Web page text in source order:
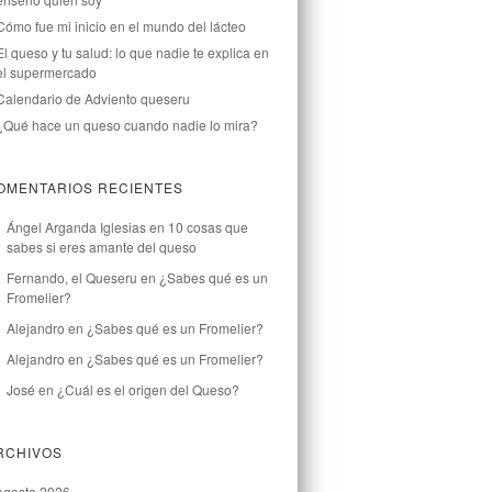
fue mi inicio en el mundo del lácteo
queso y tu salud: lo que nadie te explica en
supermercado
de Adviento queseru
hace un queso cuando nadie lo mira?
RECIENTES
Ángel Arganda Iglesiasen 10 cosas que
sabes si eres amante del queso
Fernando, el Queseru en ¿Sabes qué es un
Fromelier?
Alejandro en ¿Sabes qué es un Fromelier?
Alejandro en ¿Sabes qué es un Fromelier?
José en ¿Cuál es el origen del Queso?